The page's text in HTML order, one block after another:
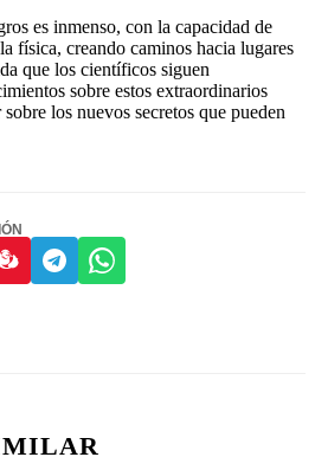
es inmenso, con la capacidad de
física, creando caminos hacia lugares
que los científicos siguen
sobre estos extraordinarios
los nuevos secretos que pueden